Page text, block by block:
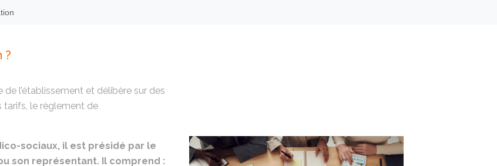
?
l’établissement et délibère sur des
tarifs, le règlement de
sociaux, il est présidé par le
son représentant. Il comprend :